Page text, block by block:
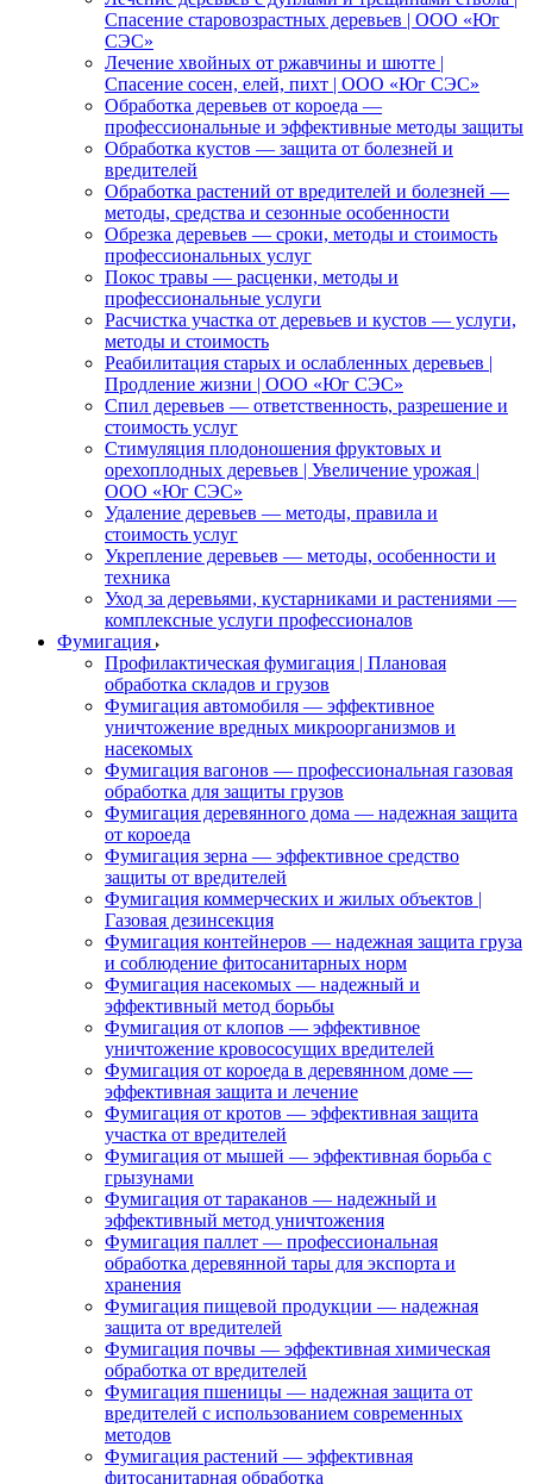
Спасение старовозрастных деревьев | ООО «Юг
СЭС»
Лечение хвойных от ржавчины и шютте |
Спасение сосен, елей, пихт | ООО «Юг СЭС»
Обработка деревьев от короеда —
профессиональные и эффективные методы защиты
Обработка кустов — защита от болезней и
вредителей
Обработка растений от вредителей и болезней —
методы, средства и сезонные особенности
Обрезка деревьев — сроки, методы и стоимость
профессиональных услуг
Покос травы — расценки, методы и
профессиональные услуги
Расчистка участка от деревьев и кустов — услуги,
методы и стоимость
Реабилитация старых и ослабленных деревьев |
Продление жизни | ООО «Юг СЭС»
Спил деревьев — ответственность, разрешение и
стоимость услуг
Стимуляция плодоношения фруктовых и
орехоплодных деревьев | Увеличение урожая |
ООО «Юг СЭС»
Удаление деревьев — методы, правила и
стоимость услуг
Укрепление деревьев — методы, особенности и
техника
Уход за деревьями, кустарниками и растениями —
комплексные услуги профессионалов
Фумигация
Профилактическая фумигация | Плановая
обработка складов и грузов
Фумигация автомобиля — эффективное
уничтожение вредных микроорганизмов и
насекомых
Фумигация вагонов — профессиональная газовая
обработка для защиты грузов
Фумигация деревянного дома — надежная защита
от короеда
Фумигация зерна — эффективное средство
защиты от вредителей
Фумигация коммерческих и жилых объектов |
Газовая дезинсекция
Фумигация контейнеров — надежная защита груза
и соблюдение фитосанитарных норм
Фумигация насекомых — надежный и
эффективный метод борьбы
Фумигация от клопов — эффективное
уничтожение кровососущих вредителей
Фумигация от короеда в деревянном доме —
эффективная защита и лечение
Фумигация от кротов — эффективная защита
участка от вредителей
Фумигация от мышей — эффективная борьба с
грызунами
Фумигация от тараканов — надежный и
эффективный метод уничтожения
Фумигация паллет — профессиональная
обработка деревянной тары для экспорта и
хранения
Фумигация пищевой продукции — надежная
защита от вредителей
Фумигация почвы — эффективная химическая
обработка от вредителей
Фумигация пшеницы — надежная защита от
вредителей с использованием современных
методов
Фумигация растений — эффективная
фитосанитарная обработка